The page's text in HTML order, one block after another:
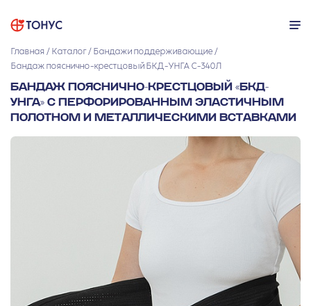
Главная Каталог
Бандажи поддерживающие
Бандаж пояснично-крестцовый БКД-УНГА С-340Л
БАНДАЖ ПОЯСНИЧНО-КРЕСТЦОВЫЙ «БКД-
УНГА» С ПЕРФОРИРОВАННЫМ ЭЛАСТИЧНЫМ
ПОЛОТНОМ И МЕТАЛЛИЧЕСКИМИ ВСТАВКАМИ